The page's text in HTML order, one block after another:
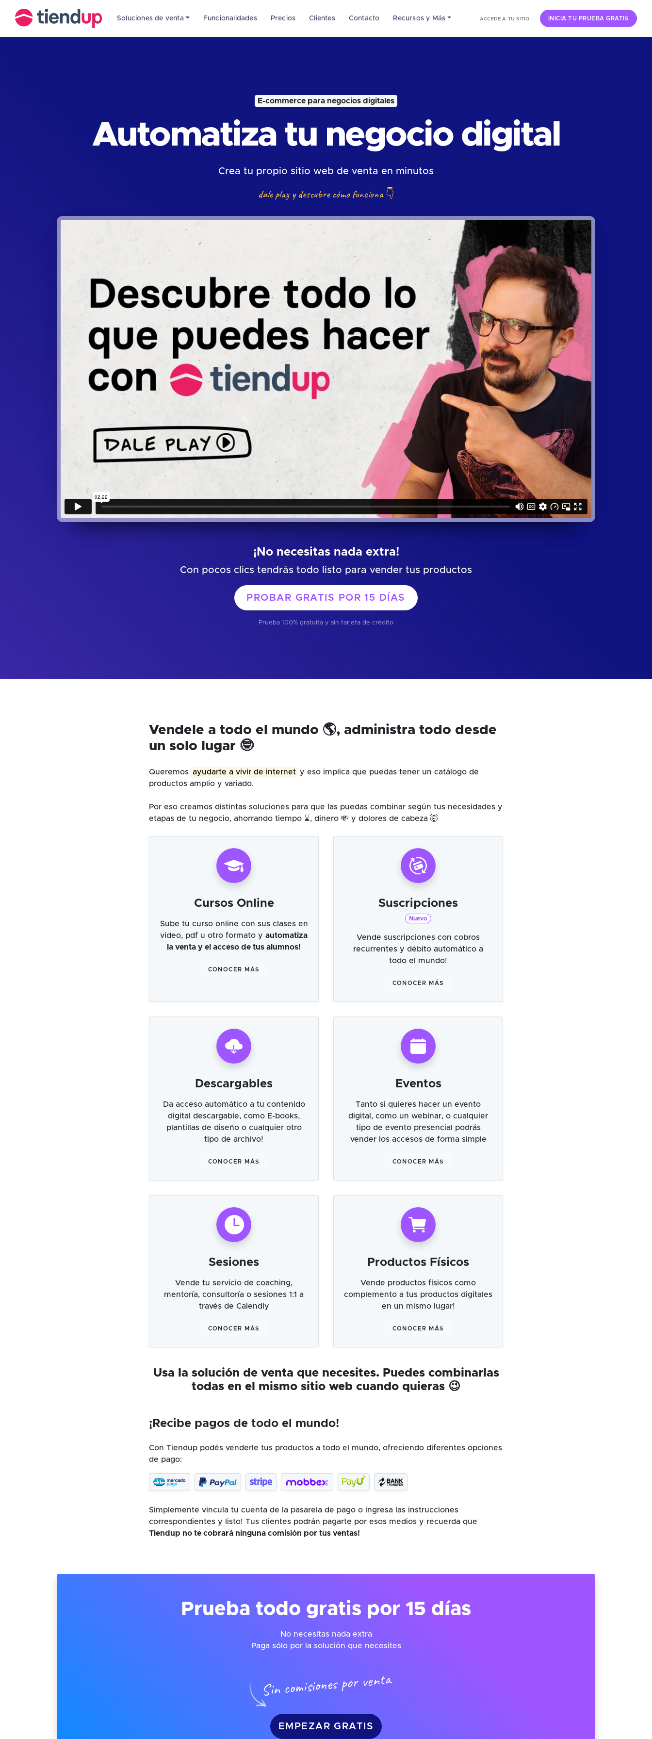
Soluciones de venta Funcionalidades Precios Clientes Contacto Recursos y Más ACCEDE A TU SITIO INICIA TU PRUEBA GRATIS
E-commerce para negocios digitales
Automatiza tu negocio digital
Crea tu propio sitio web de venta en minutos
dale play y descubre cómo funciona 👇
¡No necesitas nada extra!
Con pocos clics tendrás todo listo para vender tus productos
PROBAR GRATIS POR15 DÍAS
Prueba 100% gratuita y sin tarjeta de crédito
Vendele a todo el mundo 🌎, administra todo desde
un solo lugar 🤓
Queremos ayudarte a vivir de internet y eso implica que puedas tener un catálogo de
productos amplio y variado.
Por eso creamos distintas soluciones para que las puedas combinar según tus necesidades y
etapas de tu negocio, ahorrando tiempo ⌛, dinero 💸 y dolores de cabeza 🤯
Cursos Online
Sube tu curso online con sus clases en
video, pdf u otro formato y automatiza
la venta y el acceso de tus alumnos!
CONOCER MÁS
Suscripciones
Nuevo
Vende suscripciones con cobros
recurrentes y débito automático a
todo el mundo!
CONOCER MÁS
Descargables
Da acceso automático a tu contenido
digital descargable, como E-books,
plantillas de diseño o cualquier otro
tipo de archivo!
CONOCER MÁS
Eventos
Tanto si quieres hacer un evento
digital, como un webinar, o cualquier
tipo de evento presencial podrás
vender los accesos de forma simple
CONOCER MÁS
Sesiones
Vende tu servicio de coaching,
mentoría, consultoría o sesiones 1:1 a
través de Calendly
CONOCER MÁS
Productos Físicos
Vende productos físicos como
complemento a tus productos digitales
en un mismo lugar!
CONOCER MÁS
Usa la solución de venta que necesites. Puedes combinarlas
todas en el mismo sitio web cuando quieras 😉
¡Recibe pagos de todo el mundo!
Con Tiendup podés venderle tus productos a todo el mundo, ofreciendo diferentes opciones
de pago:
Simplemente vincula tu cuenta de la pasarela de pago o ingresa las instrucciones
correspondientes y listo! Tus clientes podrán pagarte por esos medios y recuerda que
Tiendup no te cobrará ninguna comisión por tus ventas!
Prueba todo gratis por 15 días
No necesitas nada extra
Paga sólo por la solución que necesites
Sin comisiones por venta
EMPEZAR GRATIS